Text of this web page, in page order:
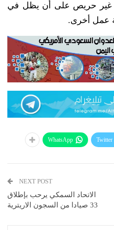
غير حريص على أن يظل في
عمل أخرى.
Twitter
WhatsApp
NEXT POST
الاتحاد السمكي يرحب بإطلاق
33 صيادا من السجون الاريترية